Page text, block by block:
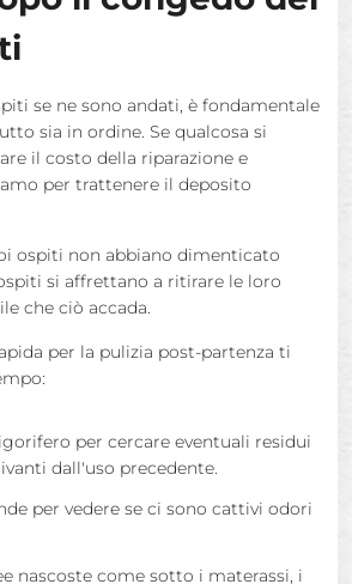
se ne sono andati, è fondamentale
sia in ordine. Se qualcosa si
il costo della riparazione e
per trattenere il deposito
ospiti non abbiano dimenticato
si affrettano a ritirare le loro
che ciò accada.
per la pulizia post-partenza ti
per cercare eventuali residui
dall'uso precedente.
per vedere se ci sono cattivi odori
nascoste come sotto i materassi, i